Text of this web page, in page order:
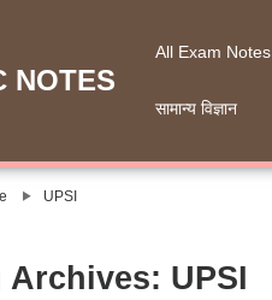
NOTES
All Exam Notes
सामान्य विज्ञान
UPSI
Archives: UPSI